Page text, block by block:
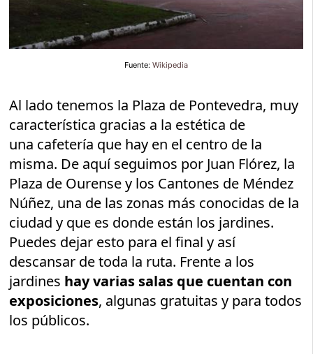
Fuente: Wikipedia
Al lado tenemos la Plaza de Pontevedra, muy
característica gracias a la estética de
una cafetería que hay en el centro de la
misma. De aquí seguimos por Juan Flórez, la
Plaza de Ourense y los Cantones de Méndez
Núñez, una de las zonas más conocidas de la
ciudad y que es donde están los jardines.
Puedes dejar esto para el final y así
descansar de toda la ruta. Frente a los
jardines hay varias salas que cuentan con
exposiciones, algunas gratuitas y para todos
los públicos.